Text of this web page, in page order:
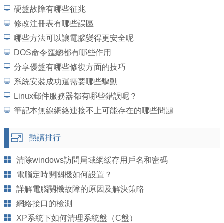
硬盤故障有哪些征兆
修改注冊表有哪些誤區
哪些方法可以讓電腦變得更安全呢
DOS命令匯總都有哪些作用
分享優盤有哪些修復方面的技巧
系統安裝成功還需要哪些驅動
Linux郵件服務器都有哪些錯誤呢？
筆記本無線網絡連接不上可能存在的哪些問題
熱讀排行
清除windows訪問局域網緩存用戶名和密碼
電腦定時開關機如何設置？
詳解電腦關機故障的原因及解決策略
網絡接口的檢測
XP系統下如何清理系統盤（C盤）